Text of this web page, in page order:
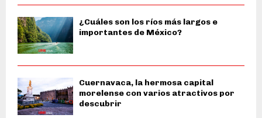
¿Cuáles son los ríos más largos e
importantes de México?
Cuernavaca, la hermosa capital
morelense con varios atractivos por
descubrir